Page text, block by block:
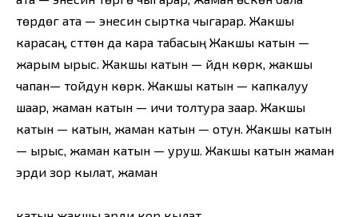
төрдөгү ата — энесин сыртка чыгарар. Жакшы
карасаң, сүттөн да кара табасың Жакшы катын —
жарым ырыс. Жакшы катын — үйдүн көркү, жакшы
чапан— тойдун көркү. Жакшы катын — капкалуу
шаар, жаман катын — ичи толтура заар. Жакшы
катын — катын, жаман катын — отун. Жакшы катын
— ырыс, жаман катын — уруш. Жакшы катын жаман
эрди зор кылат, жаман